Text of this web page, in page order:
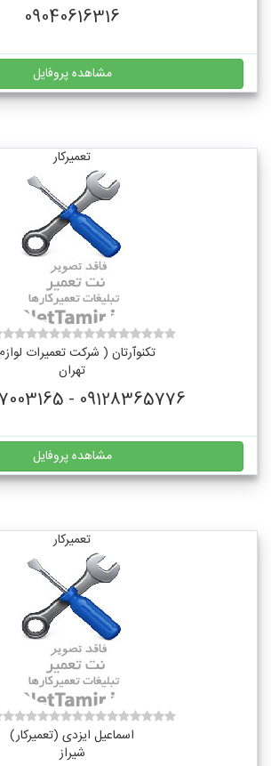
09040616316
مشاهده پروفایل
تعمیرکار
تکنوآرتان ( شرکت تعمیرات لوازم )
تهران
09128365776 - 09367003165
مشاهده پروفایل
تعمیرکار
اسماعیل ایزدی (تعمیرکار)
شیراز